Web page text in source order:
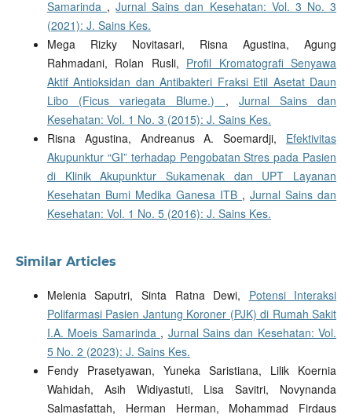
Samarinda ,Jurnal Sains dan Kesehatan: Vol. 3 No. 3
(2021): J. Sains Kes.
Mega Rizky Novitasari, Risna Agustina, Agung
Rahmadani, Rolan Rusli, Profil Kromatografi Senyawa
Aktif Antioksidan dan Antibakteri Fraksi Etil Asetat Daun
Libo (Ficus variegata Blume.) , Jurnal Sains dan
Kesehatan: Vol. 1 No. 3 (2015): J. Sains Kes.
Risna Agustina, Andreanus A. Soemardji, Efektivitas
Akupunktur “GI” terhadap Pengobatan Stres pada Pasien
di Klinik Akupunktur Sukamenak dan UPT Layanan
Kesehatan Bumi Medika Ganesa ITB ,Jurnal Sains dan
Kesehatan: Vol. 1 No. 5 (2016): J. Sains Kes.
Similar Articles
Melenia Saputri, Sinta Ratna Dewi, Potensi Interaksi
Polifarmasi Pasien Jantung Koroner (PJK) di Rumah Sakit
I.A. Moeis Samarinda , Jurnal Sains dan Kesehatan: Vol.
5 No. 2 (2023): J. Sains Kes.
Fendy Prasetyawan, Yuneka Saristiana, Lilik Koernia
Wahidah, Asih Widiyastuti, Lisa Savitri, Novynanda
Salmasfattah, Herman Herman, Mohammad Firdaus